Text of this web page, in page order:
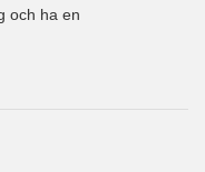
och ha en